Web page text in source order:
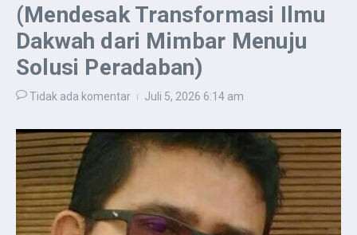
(Mendesak Transformasi Ilmu
Dakwah dari Mimbar Menuju
Solusi Peradaban)
Tidak ada komentar Juli 5, 2026 6:14 am